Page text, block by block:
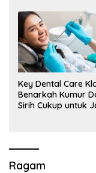
Key Dental Care
Benarkah Kumur
Sirih Cukup untuk
Ragam